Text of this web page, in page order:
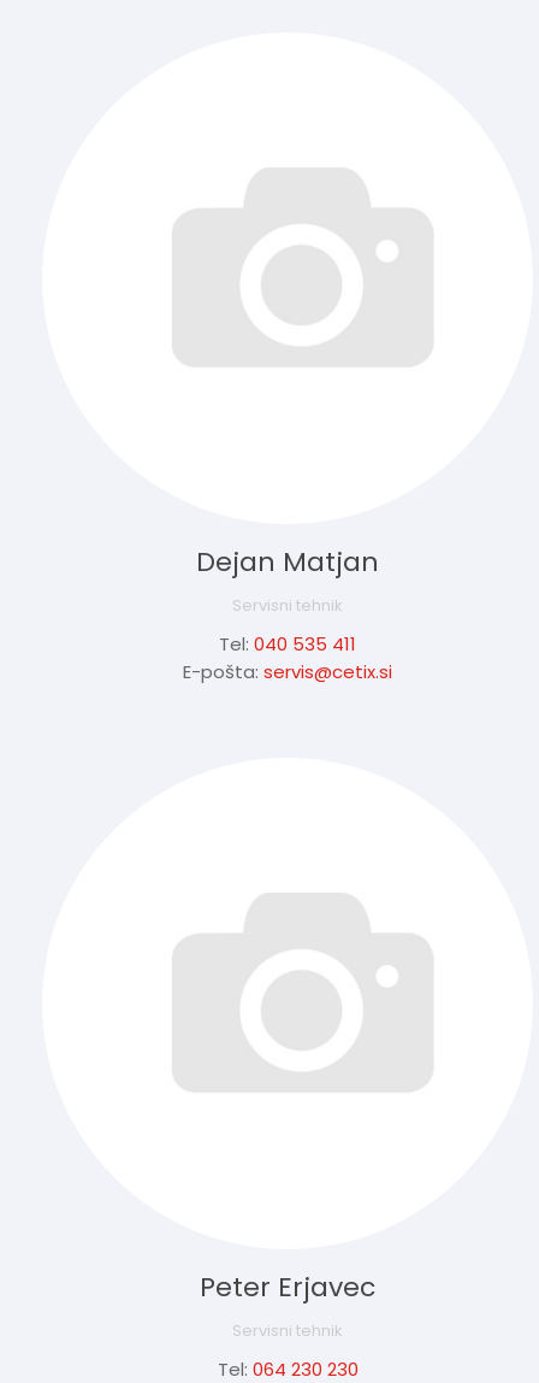
Dejan Matjan
Servisni tehnik
Tel: 040 535 411
E-pošta: servis@cetix.si
Peter Erjavec
Servisni tehnik
Tel: 064 230 230